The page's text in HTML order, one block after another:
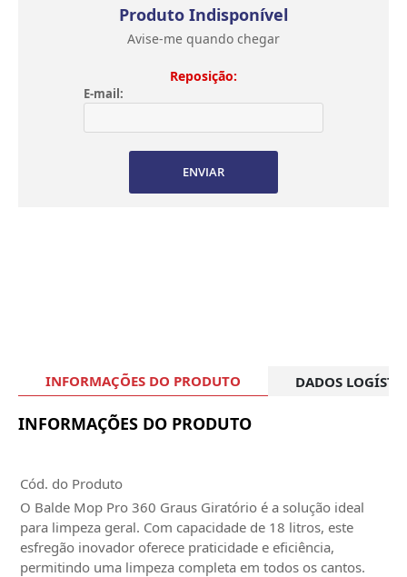
Produto Indisponível
Avise-me quando chegar
Reposição:
E-mail:
ENVIAR
INFORMAÇÕES DO PRODUTO DADOS
INFORMAÇÕES DO PRODUTO
Cód. do Produto
O Balde Mop Pro 360 Graus Giratório é a solução ideal
para limpeza geral. Com capacidade de 18 litros, este
esfregão inovador oferece praticidade e eficiência,
permitindo uma limpeza completa em todos os cantos.